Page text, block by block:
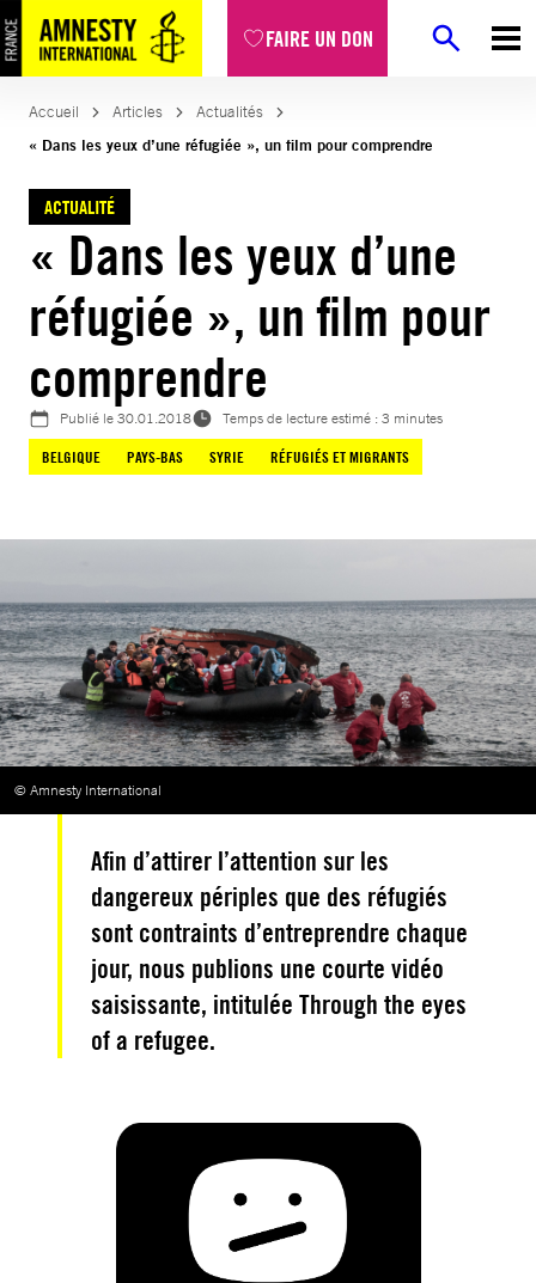
FAIRE UN DON
Aller
au
contenu
Accueil Articles
Actualités
« Dans les yeux d’une réfugiée », un film pour comprendre
ACTUALITÉ
« Dans les yeux d’une
réfugiée », un film pour
comprendre
Publié le30.01.2018
Temps de lecture estimé : 3 minutes
BELGIQUE
PAYS-BAS SYRIE RÉFUGIÉS ET MIGRANTS
© Amnesty International
Afin d’attirer l’attention sur les
dangereux périples que des réfugiés
sont contraints d’entreprendre chaque
jour, nous publions une courte vidéo
saisissante, intitulée Through the eyes
of a refugee.